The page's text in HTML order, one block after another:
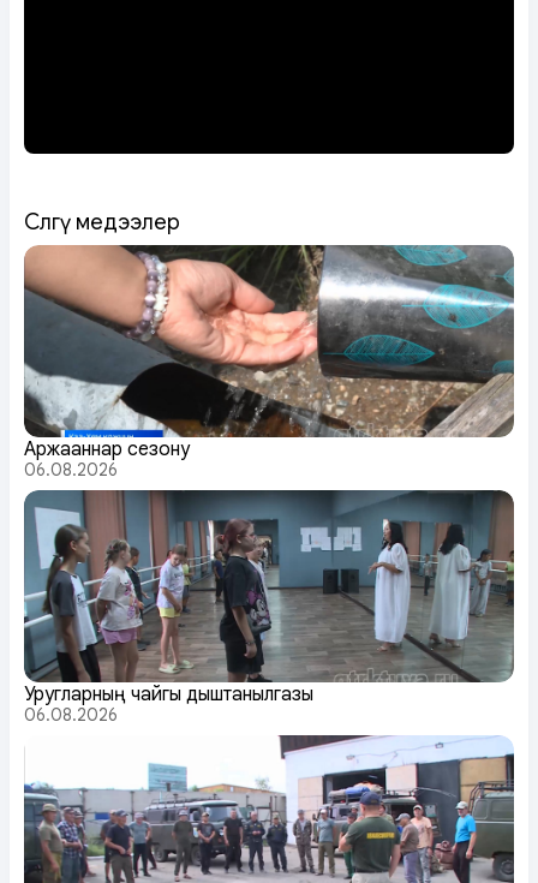
Сөөлгү медээлер
Аржааннар сезону
06.08.2026
Уругларның чайгы дыштанылгазы
06.08.2026